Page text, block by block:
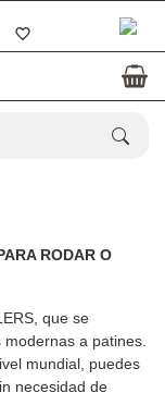
RODAR O
, que se
a patines.
mundial, puedes
necesidad de